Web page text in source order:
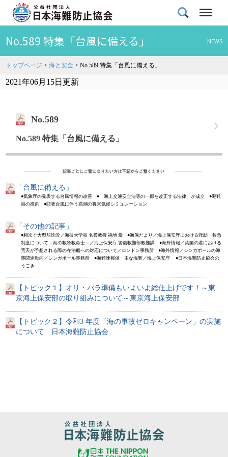
No.589 特集「台風に備える」 NEWS
トップページ >海と安全 >No.589 特集「台風に備える」
2021年06月15日更新
No.589
No.589 特集「台風に備える」
「台風に備える」
●気象庁の発表する台風情報の改善 ●「海上交通安全法等の一部を改正する法律」が成立 ●避難
港の役割 ●顕著台風に伴う高潮の将来気候シミュレーション
「その他の記事」
●相次ぐ大型船沈没／海技大学校 名誉教授 福地 章 ●海保だより／海上保安庁における救助・救急
制度について～海の救急救命士～／海上保安庁 警備救難部救難課 ●海外情報／英国の港における
荒天が予想される際の在泊船への対応について／ロンドン事務所 ●海外情報／シンガポールの海
事関連動向／シンガポール事務所 ●海難速報値・主な海難／海上保安庁 ●日本海難防止協会の
うごき
【トピック１】オリ・パラ準備もいよいよ総仕上げです！～東
京海上保安部の取り組みについて～東京海上保安部
【トピック２】令和3 年度「海の事故ゼロキャンペーン」の実施
について 日本海難防止協会